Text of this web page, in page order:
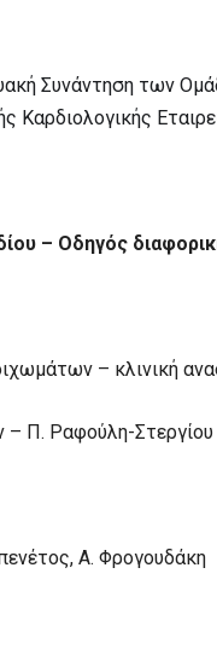
Συνάντηση των
Καρδιολογικής
– Οδηγός
– κλινική
– Π. Ραφούλη-Στεργίου
Α. Φρογουδάκη